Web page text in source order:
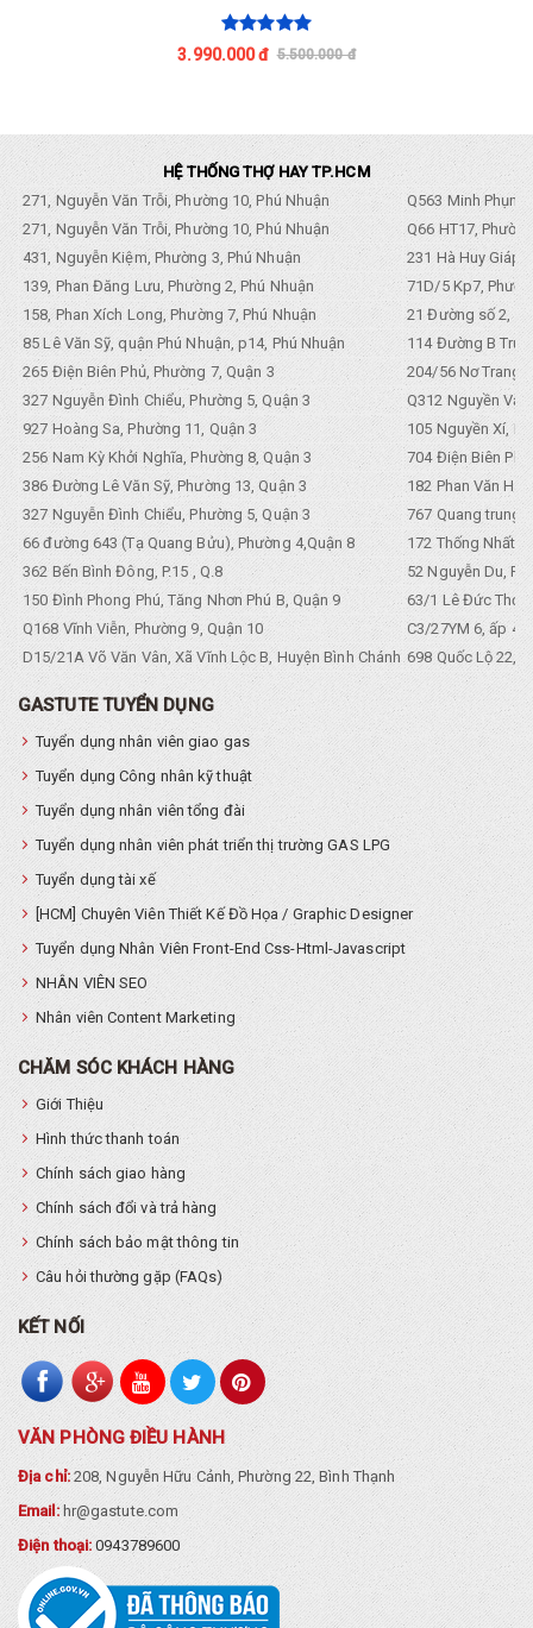
3.990.000 đ 5.500.000 đ
HỆ THỐNG THỢ HAY TP.HCM
271, Nguyễn Văn Trỗi, Phường 10, Phú Nhuận
Q563 Minh
271, Nguyễn Văn Trỗi, Phường 10, Phú Nhuận
Q66 HT17,
431, Nguyễn Kiệm, Phường 3, Phú Nhuận
231 Hà Huy Giáp,
139, Phan Đăng Lưu, Phường 2, Phú Nhuận
71D/5 Kp7,
158, Phan Xích Long, Phường 7, Phú Nhuận
21 Đường số 2,
85 Lê Văn Sỹ, quận Phú Nhuận, p14, Phú Nhuận
114 Đường B
265 Điện Biên Phủ, Phường 7, Quận 3
204/56 Nơ Trang
327 Nguyễn Đình Chiểu, Phường 5, Quận 3
Q312 Nguyền
927 Hoàng Sa, Phường 11, Quận 3
105 Nguyền Xí,
256 Nam Kỳ Khởi Nghĩa, Phường 8, Quận 3
704 Điện Biên
386 Đường Lê Văn Sỹ, Phường 13, Quận 3
182 Phan Văn
327 Nguyễn Đình Chiểu, Phường 5, Quận 3
767 Quang trung,
66 đường 643 (Tạ Quang Bửu), Phường 4,Quận 8
172 Thống Nhất.
362 Bến Bình Đông, P.15 , Q.8
52 Nguyễn Du,
150 Đình Phong Phú, Tăng Nhơn Phú B, Quận 9
63/1 Lê Đức Thọ,
Q168 Vĩnh Viễn, Phường 9, Quận 10
C3/27YM 6, ấp 4,
D15/21A Võ Văn Vân, Xã Vĩnh Lộc B, Huyện Bình Chánh 698 Quốc Lộ 22,
GASTUTE TUYỂN DỤNG
Tuyển dụng nhân viên giao gas
Tuyển dụng Công nhân kỹ thuật
Tuyển dụng nhân viên tổng đài
Tuyển dụng nhân viên phát triển thị trường GAS LPG
Tuyển dụng tài xế
[HCM] Chuyên Viên Thiết Kế Đồ Họa / Graphic Designer
Tuyển dụng Nhân Viên Front-End Css-Html-Javascript
NHÂN VIÊN SEO
Nhân viên Content Marketing
CHĂM SÓC KHÁCH HÀNG
Giới Thiệu
Hình thức thanh toán
Chính sách giao hàng
Chính sách đổi và trả hàng
Chính sách bảo mật thông tin
Câu hỏi thường gặp (FAQs)
KẾT NỐI
VĂN PHÒNG ĐIỀU HÀNH
Địa chỉ:208, Nguyễn Hữu Cảnh, Phường 22, Bình Thạnh
Email: hr@gastute.com
Điện thoại:0943789600